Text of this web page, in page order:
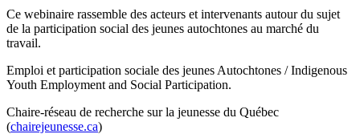
Ce webinaire rassemble des acteurs et intervenants autour du sujet
de la participation social des jeunes autochtones au marché du
travail.
Emploi et participation sociale des jeunes Autochtones / Indigenous
Youth Employment and Social Participation.
Chaire-réseau de recherche sur la jeunesse du Québec
(chairejeunesse.ca)